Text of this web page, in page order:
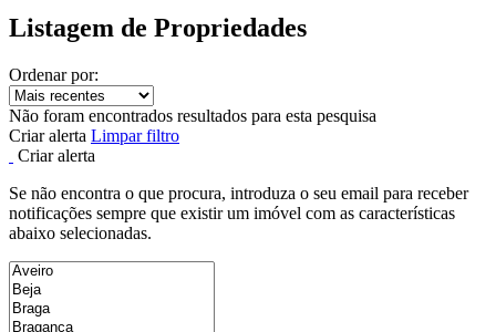
Listagem de Propriedades
Ordenar por:
Não foram encontrados resultados para esta pesquisa
Criar alerta Limpar filtro
Criar alerta
Se não encontra o que procura, introduza o seu email para receber
notificações sempre que existir um imóvel com as características
abaixo selecionadas.